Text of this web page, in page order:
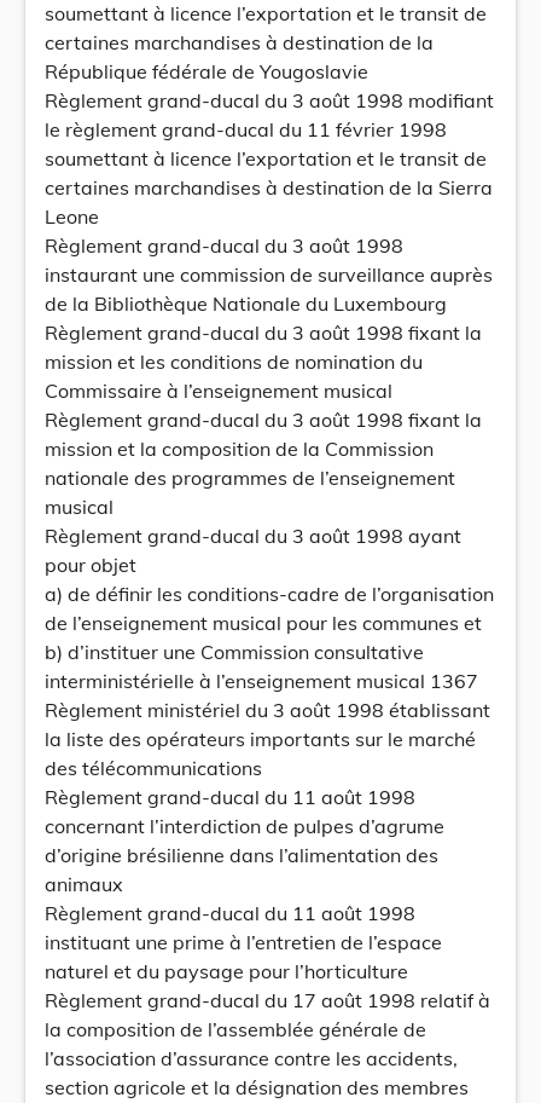
soumettant à licence l’exportation et le transit de
certaines marchandises à destination de la
République fédérale de Yougoslavie
Règlement grand-ducal du 3 août 1998 modifiant
le règlement grand-ducal du 11 février 1998
soumettant à licence l’exportation et le transit de
certaines marchandises à destination de la Sierra
Leone
Règlement grand-ducal du 3 août 1998
instaurant une commission de surveillance auprès
de la Bibliothèque Nationale du Luxembourg
Règlement grand-ducal du 3 août 1998 fixant la
mission et les conditions de nomination du
Commissaire à l’enseignement musical
Règlement grand-ducal du 3 août 1998 fixant la
mission et la composition de la Commission
nationale des programmes de l’enseignement
musical
Règlement grand-ducal du 3 août 1998 ayant
pour objet
a) de définir les conditions-cadre de l’organisation
de l’enseignement musical pour les communes et
b) d’instituer une Commission consultative
interministérielle à l’enseignement musical 1367
Règlement ministériel du 3 août 1998 établissant
la liste des opérateurs importants sur le marché
des télécommunications
Règlement grand-ducal du 11 août 1998
concernant l’interdiction de pulpes d’agrume
d’origine brésilienne dans l’alimentation des
animaux
Règlement grand-ducal du 11 août 1998
instituant une prime à l’entretien de l’espace
naturel et du paysage pour l’horticulture
Règlement grand-ducal du 17 août 1998 relatif à
la composition de l’assemblée générale de
l’association d’assurance contre les accidents,
section agricole et la désignation des membres